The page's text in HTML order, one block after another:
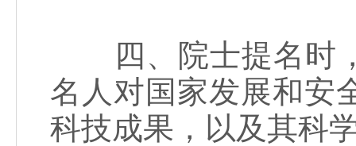
四、院士提名时，
名人对国家发展和安
科技成果，以及其科